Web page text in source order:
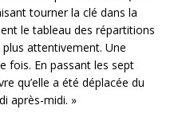
tourner la clé dans la
le tableau des répartitions
attentivement. Une
fois. En passant les sept
qu’elle a été déplacée du
après-midi. »